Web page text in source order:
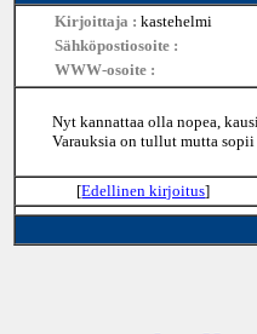
Kirjoittaja : kastehelmi
Sähköpostiosoite :
WWW-osoite :
Nyt kannattaa olla nopea,
Varauksia on tullut mutta
[Edellinen kirjoitus]